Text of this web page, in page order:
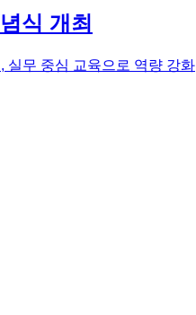
식 개최
실무 중심 교육으로 역량 강화